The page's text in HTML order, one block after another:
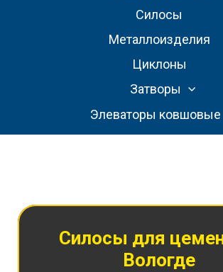
Силосы
Металлоизделия
Циклоны
Затворы
Элеваторы ковшовые
Силосы для
Вологде